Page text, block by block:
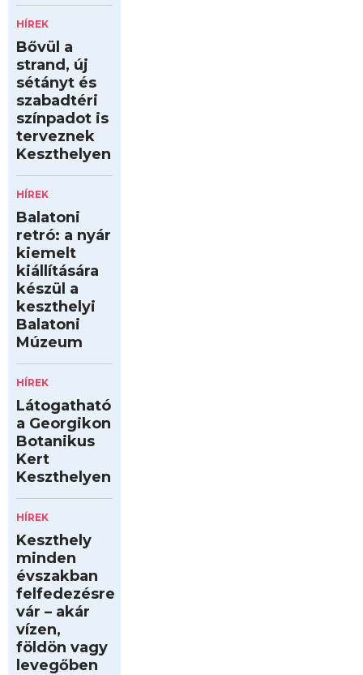
HÍREK
Bővül a
strand, új
sétányt és
szabadtéri
színpadot is
terveznek
Keszthelyen
HÍREK
Balatoni
retró: a nyár
kiemelt
kiállítására
készül a
keszthelyi
Balatoni
Múzeum
HÍREK
Látogatható
a Georgikon
Botanikus
Kert
Keszthelyen
HÍREK
Keszthely
minden
évszakban
felfedezésre
vár – akár
vízen,
földön vagy
levegőben